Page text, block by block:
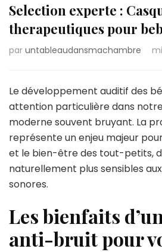
Selection experte :
therapeutiques pour
par untableaudansmachambre
Le développement auditif des
attention particulière dans
moderne souvent bruyant. La
représente un enjeu majeur
et le bien-être des tout-petits,
naturellement plus sensibles
sonores.
Les bienfaits
anti-bruit pour